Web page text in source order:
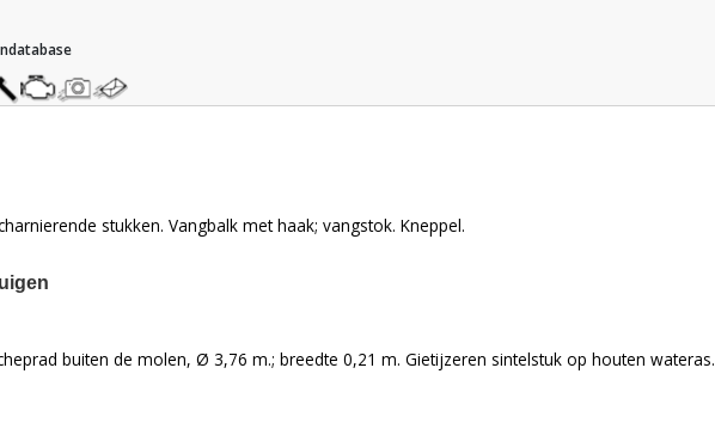
motorendatabase
stuur
een
stuur
een
stukken. Vangbalk met haak; vangstok. Kneppel.
buiten de molen, Ø 3,76 m.; breedte 0,21 m. Gietijzeren sintelstuk op houten wateras.